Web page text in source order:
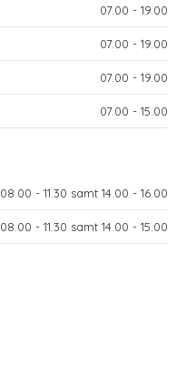
​07.00 - 19.00​
​07.00 - 19.00​
​07.00 - 19.00​
​07.00 - 15.00​
​08.00 - 11.30 samt 14.00 - 16.00​
​08.00 - 11.30 samt 14.00 - 15.00